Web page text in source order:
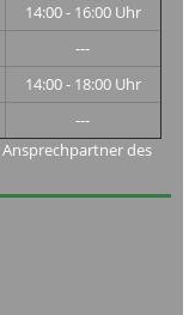
14:00 - 16:00 Uhr
---
14:00 - 18:00 Uhr
---
des